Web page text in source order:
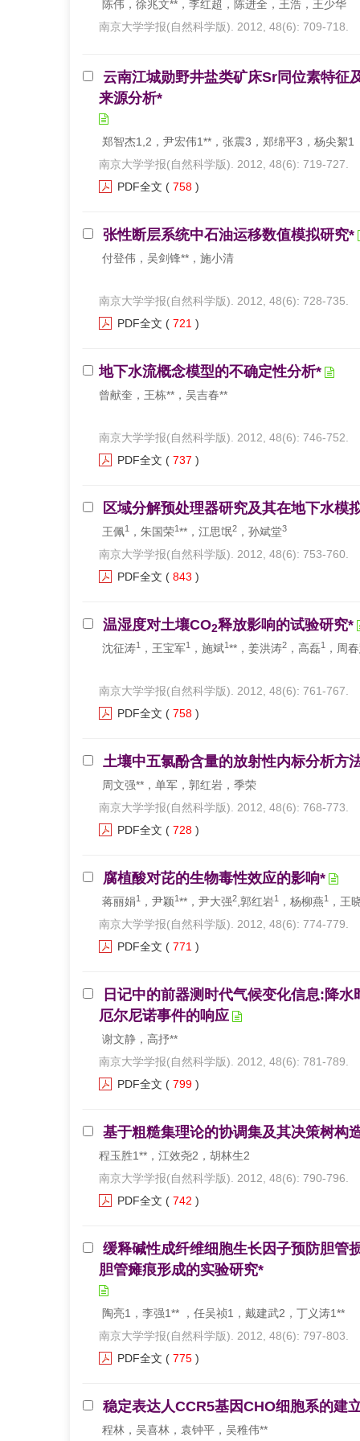
陈伟，徐兆文**，李红超，陈进全，王浩，王少华
南京大学学报(自然科学版). 2012, 48(6): 709-718.
云南江城勋野井盐类矿床Sr同位素特征
来源分析*
郑智杰1,2，尹宏伟1**，张震3，郑绵平3，杨尖絮1
南京大学学报(自然科学版). 2012, 48(6): 719-727.
PDF全文 ( 758 )
张性断层系统中石油运移数值模拟研究*
付登伟，吴剑锋**，施小清
南京大学学报(自然科学版). 2012, 48(6): 728-735.
PDF全文 ( 721 )
地下水流概念模型的不确定性分析*
曾献奎，王栋**，吴吉春**
南京大学学报(自然科学版). 2012, 48(6): 746-752.
PDF全文 ( 737 )
区域分解预处理器研究及其在地下水模
王佩1 ，朱国荣1**，江思氓2 ，孙斌堂3
南京大学学报(自然科学版). 2012, 48(6): 753-760.
PDF全文 ( 843 )
温湿度对土壤CO2释放影响的试验研究*
沈征涛1 ，王宝军1 ，施斌1**，姜洪涛2 ，高磊1 ，周
南京大学学报(自然科学版). 2012, 48(6): 761-767.
PDF全文 ( 758 )
土壤中五氯酚含量的放射性内标分析方
周文强**，单军，郭红岩，季荣
南京大学学报(自然科学版). 2012, 48(6): 768-773.
PDF全文 ( 728 )
腐植酸对芘的生物毒性效应的影响*
蒋丽娟1 ，尹颖1**，尹大强2 ,郭红岩1 ，杨柳燕1 ，王
南京大学学报(自然科学版). 2012, 48(6): 774-779.
PDF全文 ( 771 )
日记中的前器测时代气候变化信息:降水
厄尔尼诺事件的响应
谢文静，高抒**
南京大学学报(自然科学版). 2012, 48(6): 781-789.
PDF全文 ( 799 )
基于粗糙集理论的协调集及其决策树构
程玉胜1**，江效尧2，胡林生2
南京大学学报(自然科学版). 2012, 48(6): 790-796.
PDF全文 ( 742 )
缓释碱性成纤维细胞生长因子预防胆管
胆管瘫痕形成的实验研究*
陶亮1，李强1** ，任吴祯1，戴建武2，丁义涛1**
南京大学学报(自然科学版). 2012, 48(6): 797-803.
PDF全文 ( 775 )
稳定表达人CCR5基因CHO细胞系的建
程林，吴喜林，袁钟平，吴稚伟**